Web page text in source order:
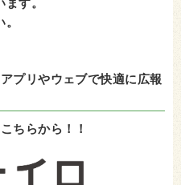
す。
プリやウェブで快適に広報
ちらから！！